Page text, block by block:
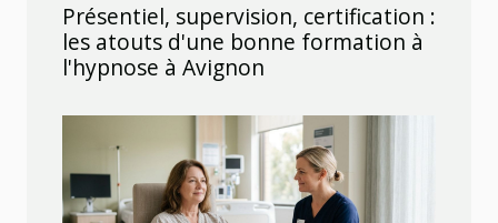
Présentiel, supervision, certification :
les atouts d'une bonne formation à
l'hypnose à Avignon